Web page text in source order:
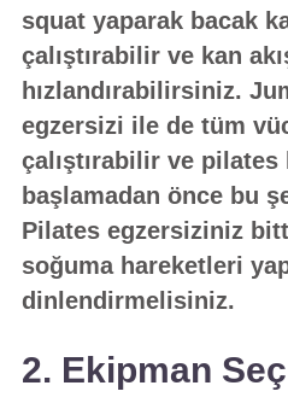
squat yaparak bacak
çalıştırabilir ve kan
hızlandırabilirsiniz.
egzersizi ile de tüm
çalıştırabilir ve
başlamadan önce bu
Pilates egzersiziniz
soğuma hareketleri
dinlendirmelisiniz.
2. Ekipman